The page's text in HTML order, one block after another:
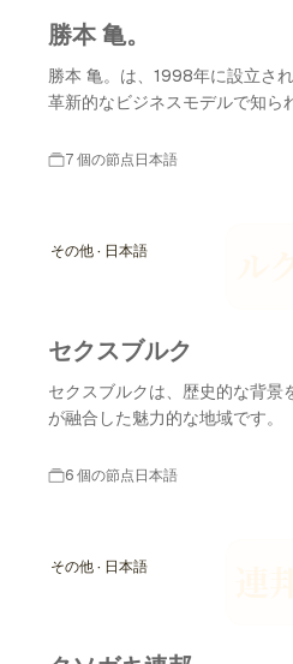
勝本 亀。
勝本 亀。は、1998年に設立さ
革新的なビジネスモデルで知ら
7 個の節点日本語
その他 · 日本語
セクスブルク
セクスブルクは、歴史的な背景
が融合した魅力的な地域です。
6 個の節点日本語
その他 · 日本語